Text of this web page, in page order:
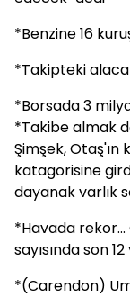
*Benzine 16
*Takipteki
*Borsada 3
*Takibe almak
Şimşek, Otaş'ın
katagorisine
dayanak varlık
*Havada
sayısında son
*(Carendon)